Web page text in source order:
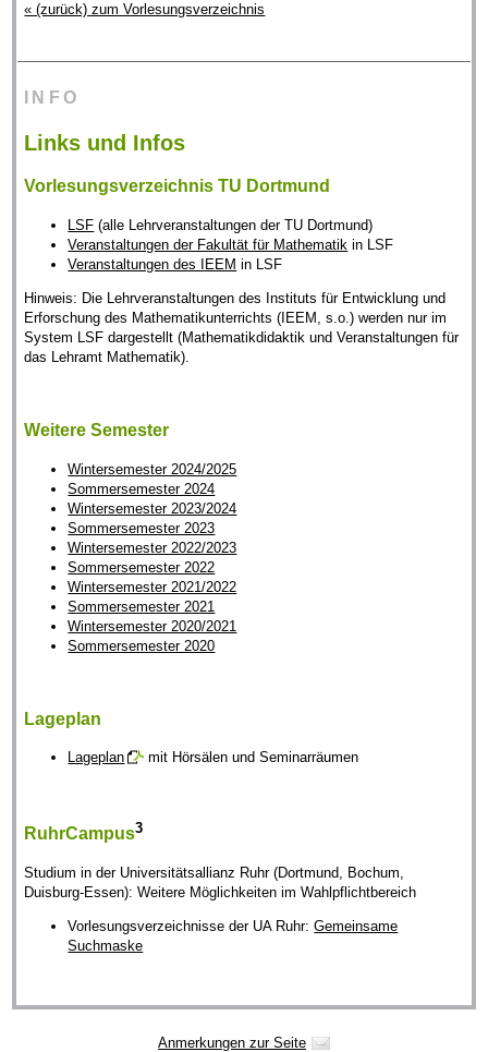
« (zurück) zum Vorlesungsverzeichnis
INFO
Links und Infos
Vorlesungsverzeichnis TU Dortmund
LSF (alle Lehrveranstaltungen der TU Dortmund)
Veranstaltungen der Fakultät für Mathematik in LSF
Veranstaltungen des IEEM in LSF
Hinweis: Die Lehrveranstaltungen des Instituts für Entwicklung und
Erforschung des Mathematikunterrichts (IEEM, s.o.) werden nur im
System LSF dargestellt (Mathematikdidaktik und Veranstaltungen für
das Lehramt Mathematik).
Weitere Semester
Wintersemester 2024/2025
Sommersemester 2024
Wintersemester 2023/2024
Sommersemester 2023
Wintersemester 2022/2023
Sommersemester 2022
Wintersemester 2021/2022
Sommersemester 2021
Wintersemester 2020/2021
Sommersemester 2020
Lageplan
Lageplan mit Hörsälen und Seminarräumen
RuhrCampus3
Studium in der Universitätsallianz Ruhr (Dortmund, Bochum,
Duisburg-Essen): Weitere Möglichkeiten im Wahlpflichtbereich
Vorlesungsverzeichnisse der UA Ruhr:Gemeinsame
Suchmaske
Anmerkungen zur Seite